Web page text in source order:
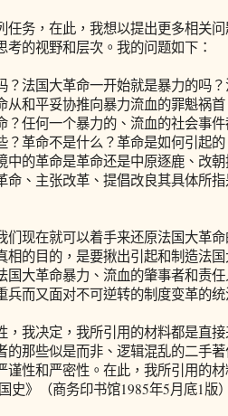
务，在此，我想以提出更多相关问
的视野和层次。我的问题如下：
法国大革命一开始就是暴力的吗？
从和平妥协推向暴力流血的罪魁祸
？任何一个暴力的、流血的社会事
？革命不是什么？革命是如何引起
中的革命是革命还是中原逐鹿、改
命、主张改革、提倡改良其具体所
现在就可以着手来还原法国大革命
相的目的，是要揪出引起和制造法
国大革命暴力、流血的肇事者和责
而又面对不可逆转的制度变革的统
我决定，我所引用的材料都是直接
的那些似是而非、逻辑混乱的二手
谨性和严密性。在此，我所引用的
史》（商务印书馆1985年5月底1版